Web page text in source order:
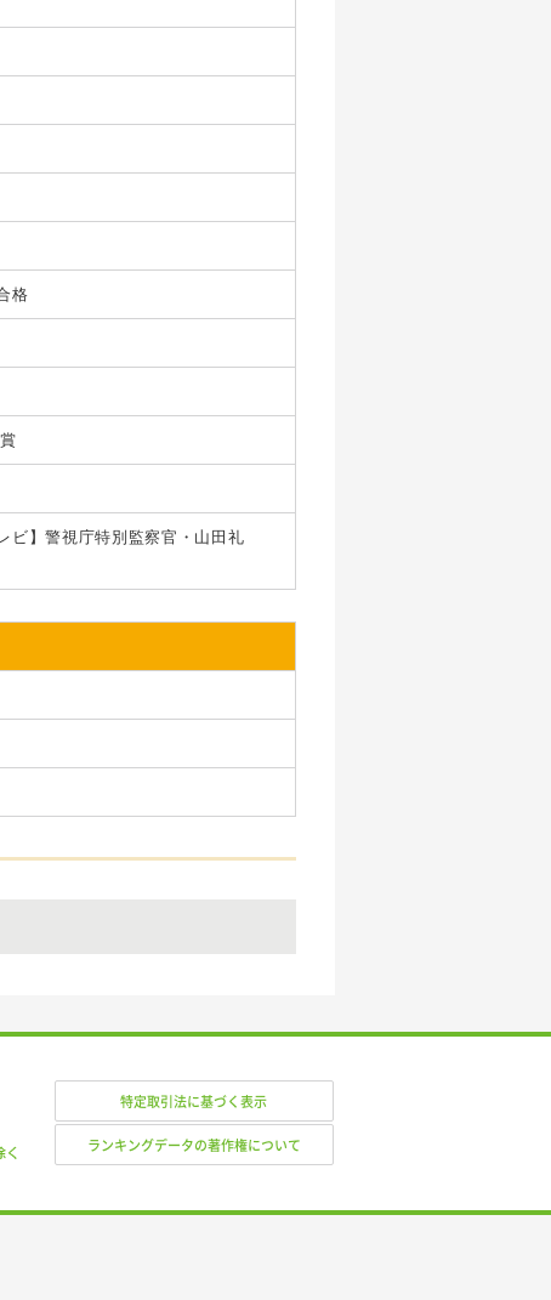
格
】警視庁特別監察官・山田礼
特定取引法に基づく表示
ランキングデータの著作権について